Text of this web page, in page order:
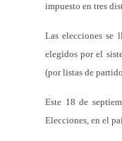
impuesto en tres
Las elecciones se
elegidos por el
(por listas de
Este 18 de
Elecciones, en el